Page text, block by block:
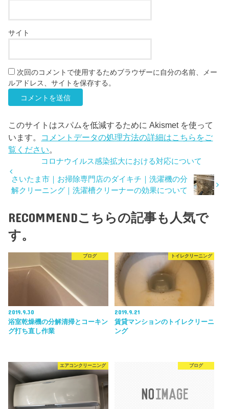
サイト
次回のコメントで使用するためブラウザーに自分の名前、メー
ルアドレス、サイトを保存する。
このサイトはスパムを低減するために Akismet を使って
います。 コメントデータの処理方法の詳細はこちらをご
覧ください。
コロナウイルス感染拡大における対応について
さいたま市｜お掃除専門店のダイキチ｜洗濯機の分
解クリーニング｜洗濯槽クリーナーの効果について
RECOMMENDこちらの記事も人気で
す。
ブログ
2019.9.30
浴室乾燥機の分解清掃とコーキン
グ打ち直し作業
トイレクリーニング
2019.9.21
賃貸マンションのトイレクリーニ
ング
エアコンクリーニング ブログ